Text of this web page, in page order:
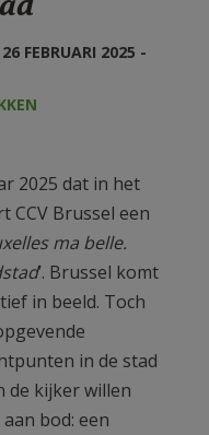
FEBRUARI 2025 -
2025 dat in het
CCV Brussel een
ma belle.
’. Brussel komt
in beeld. Toch
in de stad
de kijker willen
bod: een